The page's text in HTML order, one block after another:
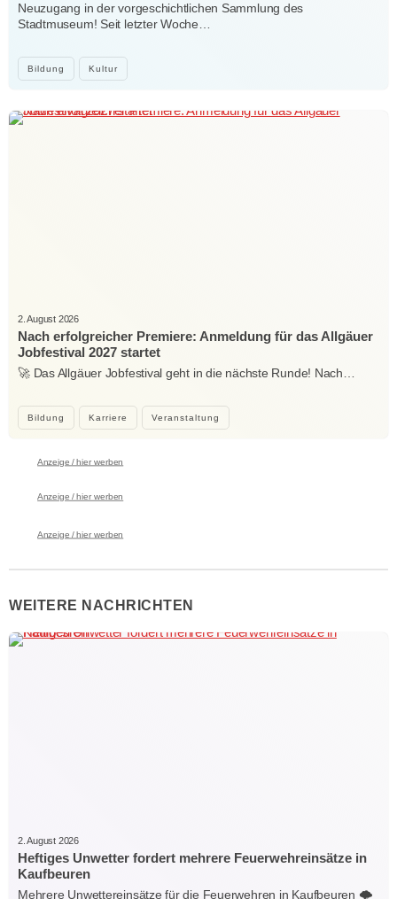
Bildung Kultur
Neuzugang in der vorgeschichtlichen Sammlung des
Stadtmuseum! Seit letzter Woche…
Bildung Karriere Veranstaltung
2. August 2026
Nach erfolgreicher Premiere: Anmeldung für das Allgäuer
Jobfestival 2027 startet
🚀 Das Allgäuer Jobfestival geht in die nächste Runde! Nach…
Anzeige / hier werben
Anzeige / hier werben
Anzeige / hier werben
WEITERE NACHRICHTEN
2. August 2026
Heftiges Unwetter fordert mehrere Feuerwehreinsätze in
Kaufbeuren
Mehrere Unwettereinsätze für die Feuerwehren in Kaufbeuren 🌩️